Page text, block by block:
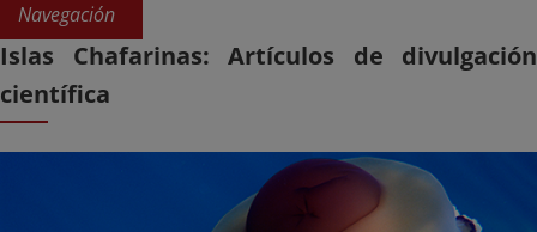
Navegación
Islas Chafarinas: Artículos de divulgación
científica